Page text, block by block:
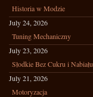
Historia w Modzie
July 24, 2026
Tuning Mechaniczny
July 23, 2026
Słodkie Bez Cukru i Nabiału
July 21, 2026
Motoryzacja